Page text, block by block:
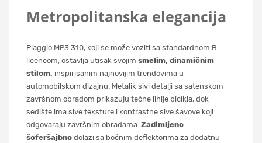
Metropolitanska elegancija
Piaggio MP3 310, koji se može voziti sa standardnom B
licencom, ostavlja utisak svojim smelim, dinamičnim
stilom, inspirisanim najnovijim trendovima u
automobilskom dizajnu. Metalik sivi detalji sa satenskom
završnom obradom prikazuju tečne linije bicikla, dok
sedište ima sive teksture i kontrastne sive šavove koji
odgovaraju završnim obradama. Zadimljeno
šoferšajbno dolazi sa bočnim deflektorima za dodatnu